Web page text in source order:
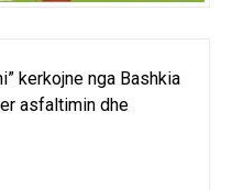
kerkojne nga Bashkia
asfaltimin dhe